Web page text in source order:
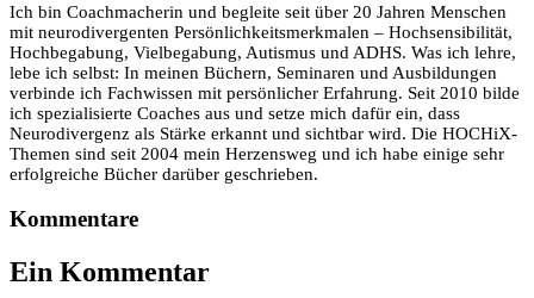
Ich bin Coachmacherin und begleite seit über 20 Jahren Menschen
mit neurodivergenten Persönlichkeitsmerkmalen – Hochsensibilität,
Hochbegabung, Vielbegabung, Autismus und ADHS. Was ich lehre,
lebe ich selbst: In meinen Büchern, Seminaren und Ausbildungen
verbinde ich Fachwissen mit persönlicher Erfahrung. Seit 2010 bilde
ich spezialisierte Coaches aus und setze mich dafür ein, dass
Neurodivergenz als Stärke erkannt und sichtbar wird. Die HOCHiX-
Themen sind seit 2004 mein Herzensweg und ich habe einige sehr
erfolgreiche Bücher darüber geschrieben.
Kommentare
Ein Kommentar